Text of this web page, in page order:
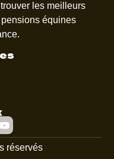
les meilleurs
équines
réservés